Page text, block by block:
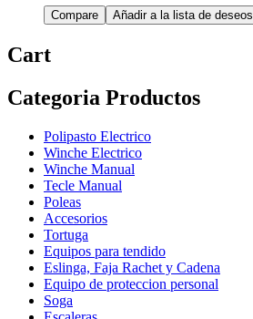
Compare Añadir a la lista de deseos
Cart
Categoria Productos
Polipasto Electrico
Winche Electrico
Winche Manual
Tecle Manual
Poleas
Accesorios
Tortuga
Equipos para tendido
Eslinga, Faja Rachet y Cadena
Equipo de proteccion personal
Soga